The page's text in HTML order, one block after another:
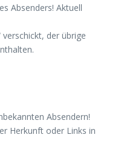
Absenders! Aktuell
verschickt, der übrige
Absendern!
Herkunft oder Links in